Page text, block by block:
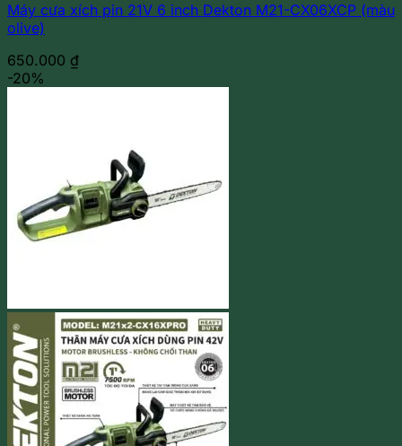
Máy cưa xích pin 21V 6 inch Dekton M21-CX06XCP (màu
olive)
650.000 ₫
-20%